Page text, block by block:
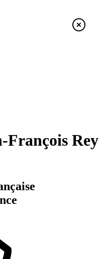
François Rey